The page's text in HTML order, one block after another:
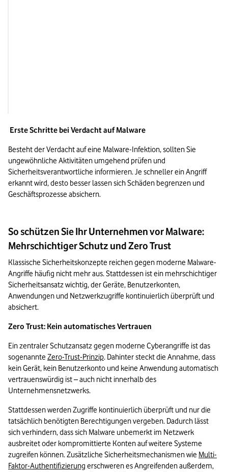
Erste Schritte bei Verdacht auf Malware
Besteht der Verdacht auf eine Malware-Infektion, sollten Sie
ungewöhnliche Aktivitäten umgehend prüfen und
Sicherheitsverantwortliche informieren. Je schneller ein Angriff
erkannt wird, desto besser lassen sich Schäden begrenzen und
Geschäftsprozesse absichern.
So schützen Sie Ihr Unternehmen vor Malware:
Mehrschichtiger Schutz und Zero Trust
Klassische Sicherheitskonzepte reichen gegen moderne Malware-
Angriffe häufig nicht mehr aus. Stattdessen ist ein mehrschichtiger
Sicherheitsansatz wichtig, der Geräte, Benutzerkonten,
Anwendungen und Netzwerkzugriffe kontinuierlich überprüft und
absichert.
Zero Trust: Kein automatisches Vertrauen
Ein zentraler Schutzansatz gegen moderne Cyberangriffe ist das
sogenannte Zero-Trust-Prinzip. Dahinter steckt die Annahme, dass
kein Gerät, kein Benutzerkonto und keine Anwendung automatisch
vertrauenswürdig ist – auch nicht innerhalb des
Unternehmensnetzwerks.
Stattdessen werden Zugriffe kontinuierlich überprüft und nur die
tatsächlich benötigten Berechtigungen vergeben. Dadurch lässt
sich verhindern, dass sich Malware unbemerkt im Netzwerk
ausbreitet oder kompromittierte Konten auf weitere Systeme
zugreifen können. Zusätzliche Sicherheitsmechanismen wie Multi-
Faktor-Authentifizierung erschweren es Angreifenden außerdem,